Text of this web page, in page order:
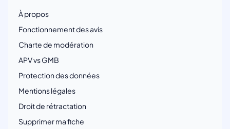
À propos
Fonctionnement des avis
Charte de modération
APV vs GMB
Protection des données
Mentions légales
Droit de rétractation
Supprimer ma fiche